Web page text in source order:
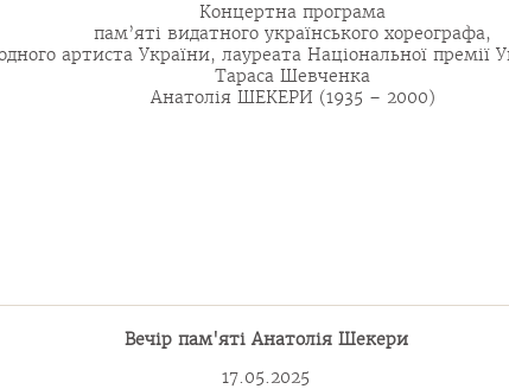
Концертна програма
пам’яті видатного українського хореографа,
артиста України, лауреата Національної премії
Тараса Шевченка
Анатолія ШЕКЕРИ (1935 – 2000)
Вечір пам'яті Анатолія Шекери
17.05.2025